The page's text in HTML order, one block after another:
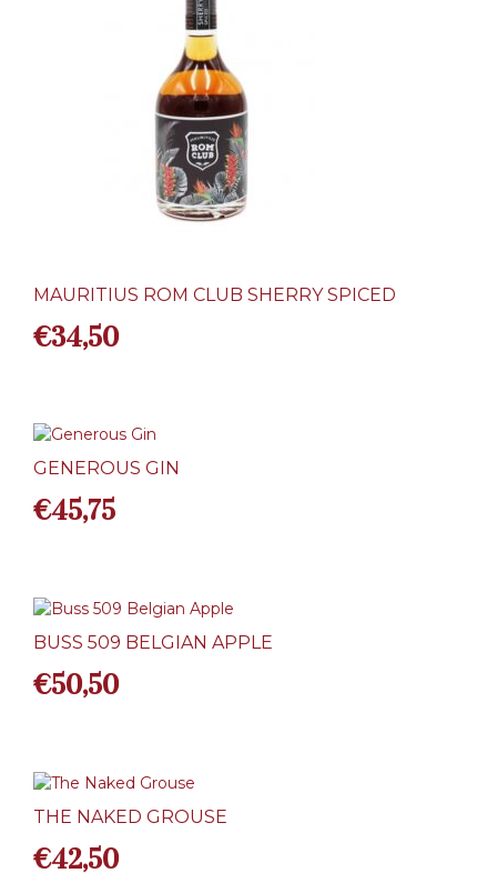
MAURITIUS ROM CLUB SHERRY SPICED
€34,50
GENEROUS GIN
€45,75
BUSS 509 BELGIAN APPLE
€50,50
THE NAKED GROUSE
€42,50